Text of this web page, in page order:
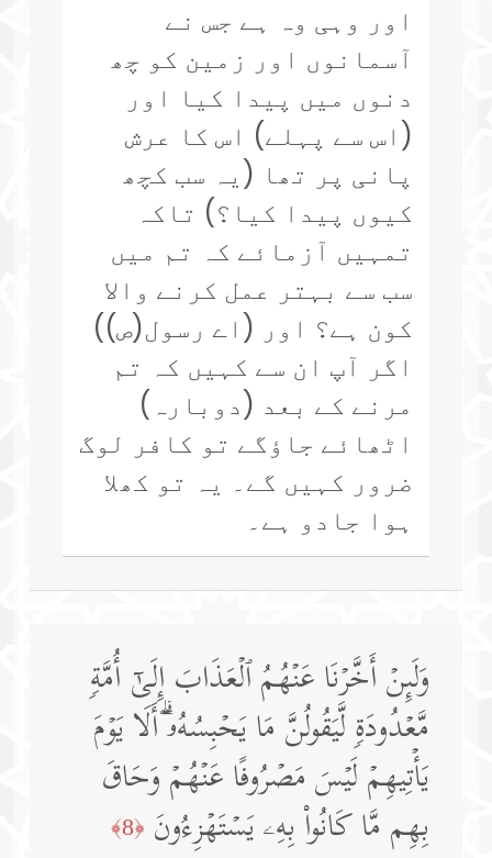
اور وہی وہ ہے جس نے
آسمانوں اور زمین کو چھ
دنوں میں پیدا کیا اور
(اس سے پہلے) اس کا عرش
پانی پر تھا (یہ سب کچھ
کیوں پیدا کیا؟) تاکہ
تمہیں آزمائے کہ تم میں
سب سے بہتر عمل کرنے والا
کون ہے؟ اور (اے رسول(ص))
اگر آپ ان سے کہیں کہ تم
مرنے کے بعد (دوبارہ)
اٹھائے جاؤگے تو کافر لوگ
ضرور کہیں گے۔ یہ تو کھلا
ہوا جادو ہے۔
وَلَىِٕنۡ أَخَّرۡنَا عَنۡهُمُ ٱلۡعَذَابَ إِلَىٰۤ أُمَّةࣲ
مَّعۡدُودَةࣲ لَّیَقُولُنَّ مَا یَحۡبِسُهُۥۤۗ أَلَا یَوۡمَ
یَأۡتِیهِمۡ لَیۡسَ مَصۡرُوفًا عَنۡهُمۡ وَحَاقَ
بِهِم مَّا كَانُوا۟ بِهِۦ یَسۡتَهۡزِءُونَ ﴿8﴾